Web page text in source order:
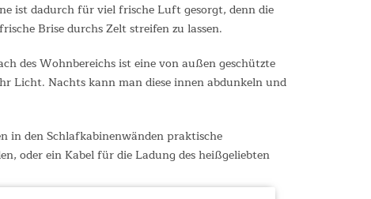
ist dadurch für viel frische Luft gesorgt, denn die
Brise durchs Zelt streifen zu lassen.
des Wohnbereichs ist eine von außen geschützte
Licht. Nachts kann man diese innen abdunkeln und
in den Schlafkabinenwänden praktische
oder ein Kabel für die Ladung des heißgeliebten